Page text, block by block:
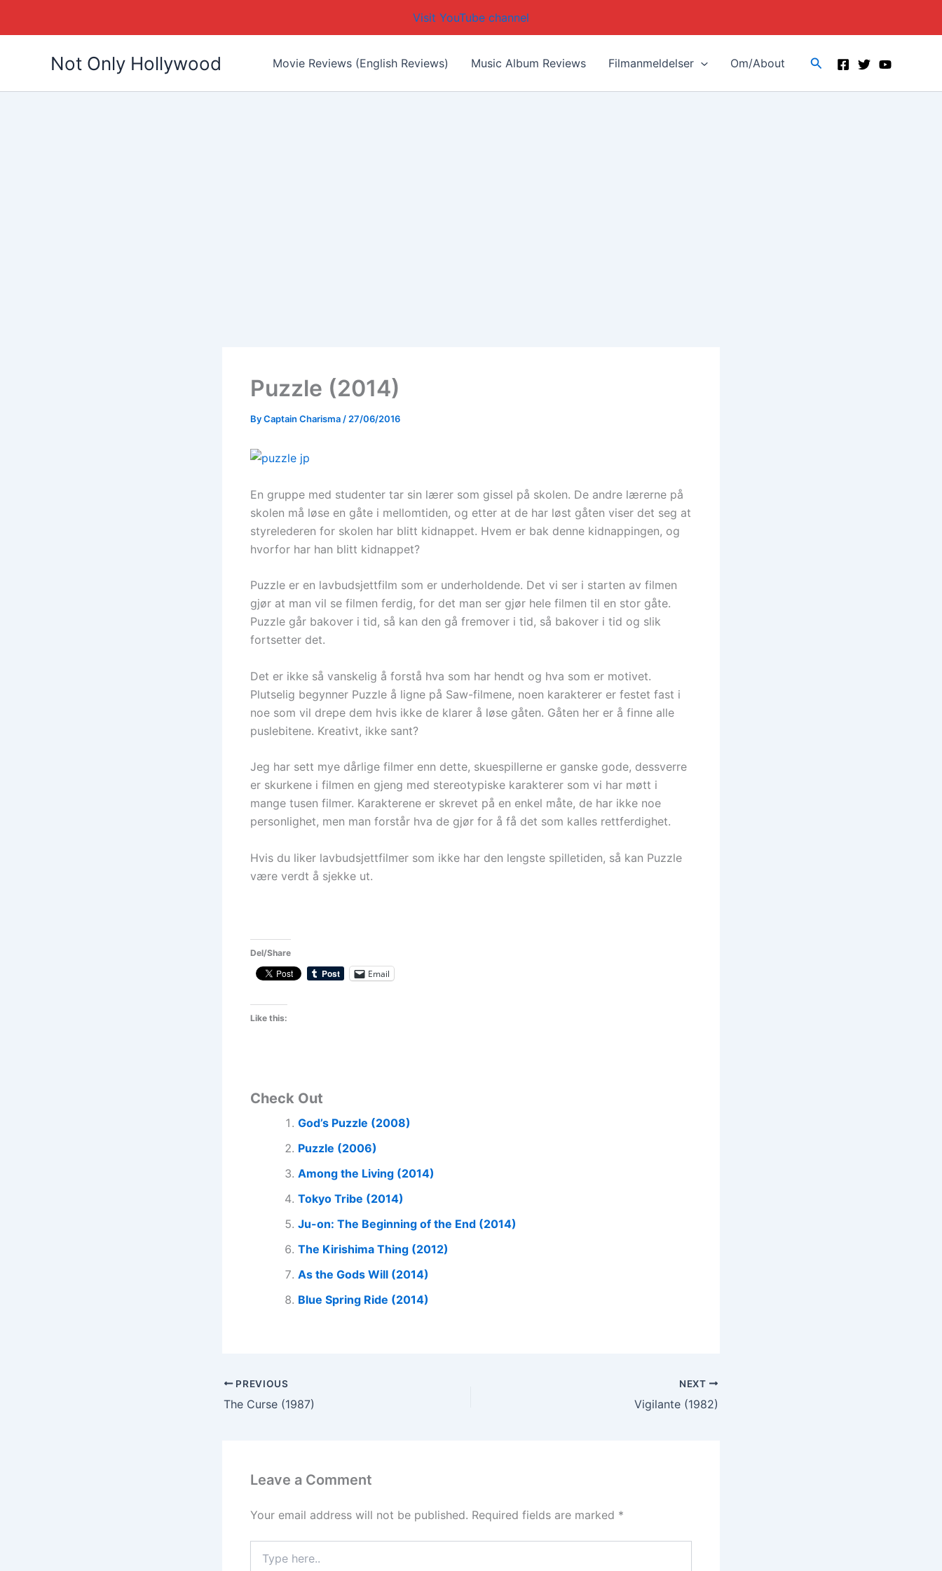
Visit YouTube channel
Not Only Hollywood Movie Reviews (English Reviews) Music Album Reviews Filmanmeldelser Om/About Search
Puzzle (2014)
ByCaptain Charisma/27/06/2016
En gruppe med studenter tar sin lærer som gissel på skolen. De andre lærerne på
skolen må løse en gåte i mellomtiden, og etter at de har løst gåten viser det seg at
styrelederen for skolen har blitt kidnappet. Hvem er bak denne kidnappingen, og
hvorfor har han blitt kidnappet?
Puzzle er en lavbudsjettfilm som er underholdende. Det vi ser i starten av filmen
gjør at man vil se filmen ferdig, for det man ser gjør hele filmen til en stor gåte.
Puzzle går bakover i tid, så kan den gå fremover i tid, så bakover i tid og slik
fortsetter det.
Det er ikke så vanskelig å forstå hva som har hendt og hva som er motivet.
Plutselig begynner Puzzle å ligne på Saw-filmene, noen karakterer er festet fast i
noe som vil drepe dem hvis ikke de klarer å løse gåten. Gåten her er å finne alle
puslebitene. Kreativt, ikke sant?
Jeg har sett mye dårlige filmer enn dette, skuespillerne er ganske gode, dessverre
er skurkene i filmen en gjeng med stereotypiske karakterer som vi har møtt i
mange tusen filmer. Karakterene er skrevet på en enkel måte, de har ikke noe
personlighet, men man forstår hva de gjør for å få det som kalles rettferdighet.
Hvis du liker lavbudsjettfilmer som ikke har den lengste spilletiden, så kan Puzzle
være verdt å sjekke ut.
Del/Share
Email
Like this:
Check Out
God’s Puzzle (2008)
Puzzle (2006)
Among the Living (2014)
Tokyo Tribe (2014)
Ju-on: The Beginning of the End (2014)
The Kirishima Thing (2012)
As the Gods Will (2014)
Blue Spring Ride (2014)
PREVIOUS
The Curse (1987)
NEXT
Vigilante (1982)
Leave a Comment
Your email address will not be published. Required fields are marked *
here..